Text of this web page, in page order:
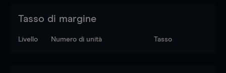
Tasso di margine
Livello Numero di unità Tasso